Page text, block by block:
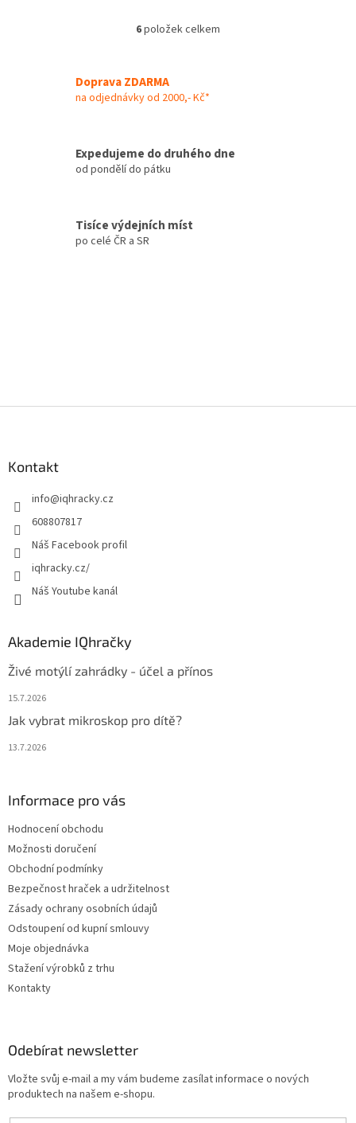
předměty, jako jsou kamínky,...
O
d
p
y
v
6položek celkem
Doprava ZDARMA
na odjednávky od 2000,- Kč*
Expedujeme do druhého dne
od pondělí do pátku
Tisíce výdejních míst
po celé ČR a SR
Kontakt
info@iqhracky.cz
608807817
Náš Facebook profil
iqhracky.cz/
Náš Youtube kanál
Akademie IQhračky
Živé motýlí zahrádky - účel a přínos
15.7.2026
Jak vybrat mikroskop pro dítě?
13.7.2026
Informace pro vás
Hodnocení obchodu
Možnosti doručení
Obchodní podmínky
Bezpečnost hraček a udržitelnost
Zásady ochrany osobních údajů
Odstoupení od kupní smlouvy
Moje objednávka
Stažení výrobků z trhu
Kontakty
Odebírat newsletter
Vložte svůj e-mail a my vám budeme zasílat informace o nových
produktech na našem e-shopu.